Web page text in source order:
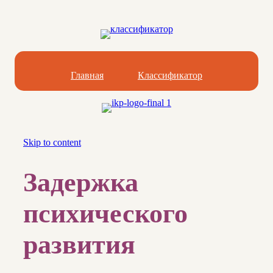
Главная Классификатор
Skip to content
Задержка
психического
развития